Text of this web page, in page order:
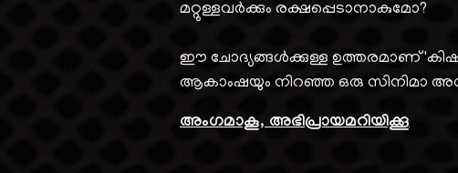
മറ്റുള്ളവർക്കും രക്ഷപ്പെടാനാകുമോ?
ഈ ചോദ്യങ്ങൾക്കുള്ള ഉത്തരമാണ്
ആകാംഷയും നിറഞ്ഞ ഒരു സിനിമാ
അംഗമാകൂ, അഭിപ്രായമറിയിക്കൂ